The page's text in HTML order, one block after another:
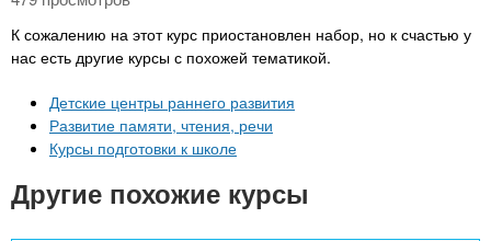
r
i
e
n
У
ч
х
Курсы
Частные школы
MBA
К сожалению на этот курс приостановлен набор, но к счастью у
нас есть другие курсы с похожей тематикой.
Детские центры раннего развития
Развитие памяти, чтения, речи
Курсы подготовки к школе
Другие похожие курсы